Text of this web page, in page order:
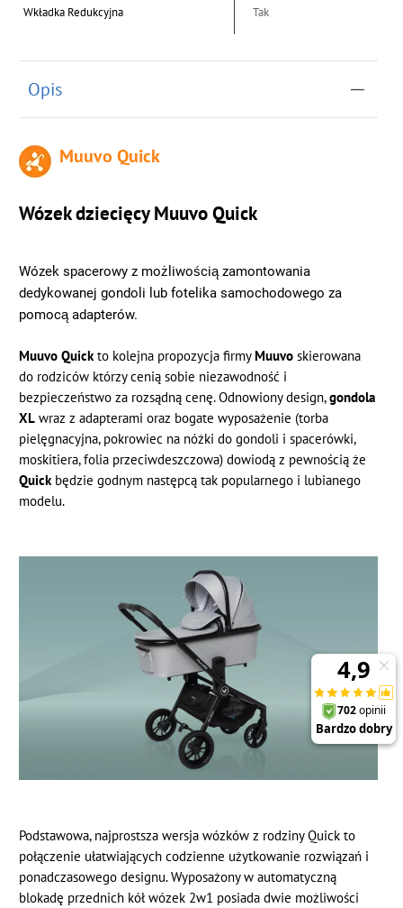
Wkładka Redukcyjna Tak
Opis
Muuvo Quick
Wózek dziecięcy Muuvo Quick
Wózek spacerowy z możliwością zamontowania
dedykowanej gondoli lub fotelika samochodowego za
pomocą adapterów.
Muuvo Quick to kolejna propozycja firmyMuuvoskierowana
do rodziców którzy cenią sobie niezawodność i
bezpieczeństwo za rozsądną cenę. Odnowiony design,gondola
XL wraz z adapterami oraz bogate wyposażenie (torba
pielęgnacyjna, pokrowiec na nóżki do gondoli i spacerówki,
moskitiera, folia przeciwdeszczowa) dowiodą z pewnością że
Quick będzie godnym następcą tak popularnego i lubianego
modelu.
Podstawowa, najprostsza wersja wózków z rodziny Quick to
połączenie ułatwiających codzienne użytkowanie rozwiązań i
ponadczasowego designu. Wyposażony w automatyczną
blokadę przednich kół wózek 2w1 posiada dwie możliwości